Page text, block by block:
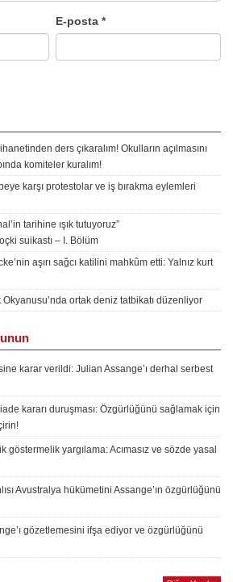
E-posta*
ders çıkaralım! Okulların açılmasını
komiteler kuralım!
karşı protestolar ve iş bırakma eylemleri
tarihine ışık tutuyoruz”
suikastı – I. Bölüm
aşırı sağcı katilini mahkûm etti: Yalnız kurt
ortak deniz tatbikatı düzenliyor
karar verildi: Julian Assange’ı derhal serbest
iade kararı duruşması: Özgürlüğünü sağlamak için
göstermelik yargılama: Acımasız ve sözde yasal
Avustralya hükümetini Assange’ın özgürlüğünü
gözetlemesini ifşa ediyor ve özgürlüğünü